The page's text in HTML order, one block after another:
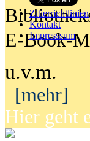
Zitierrichtlinien
Kontakt
Impresssum
E-Book-
u.v.m.
[mehr]
Hier geht